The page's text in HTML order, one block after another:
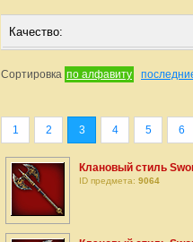
Качество:
Сортировка по алфавиту
1 2 3 4 5 6
Клановый стиль
ID предмета: 9064